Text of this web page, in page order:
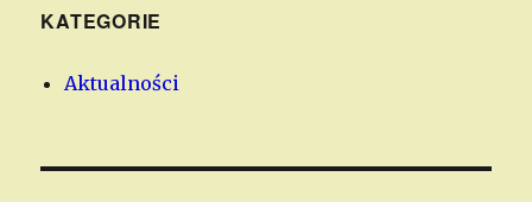
KATEGORIE
Aktualności